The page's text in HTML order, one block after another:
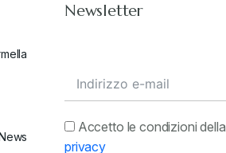
Newsletter
Accetto le condizioni della
privacy